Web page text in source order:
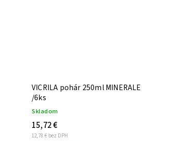
VICRILA pohár 250ml MINERALE
/6ks
Skladom
12,78 € bez DPH
15,72 €